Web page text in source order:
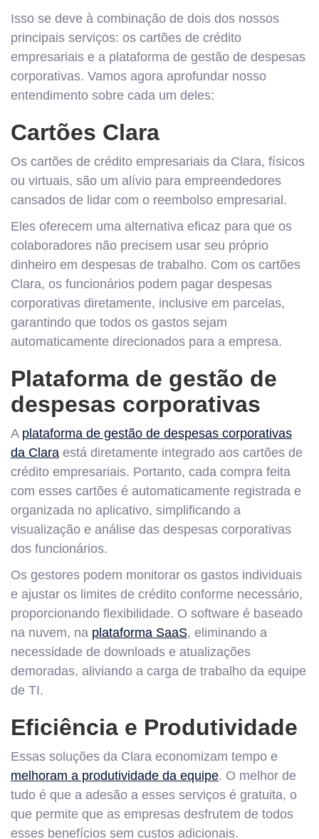
Isso se deve à combinação de dois dos nossos
principais serviços: os cartões de crédito
empresariais e a plataforma de gestão de despesas
corporativas. Vamos agora aprofundar nosso
entendimento sobre cada um deles:
Cartões Clara
Os cartões de crédito empresariais da Clara, físicos
ou virtuais, são um alívio para empreendedores
cansados de lidar com o reembolso empresarial.
Eles oferecem uma alternativa eficaz para que os
colaboradores não precisem usar seu próprio
dinheiro em despesas de trabalho. Com os cartões
Clara, os funcionários podem pagar despesas
corporativas diretamente, inclusive em parcelas,
garantindo que todos os gastos sejam
automaticamente direcionados para a empresa.
Plataforma de gestão de
despesas corporativas
A plataforma de gestão de despesas corporativas
da Clara está diretamente integrado aos cartões de
crédito empresariais. Portanto, cada compra feita
com esses cartões é automaticamente registrada e
organizada no aplicativo, simplificando a
visualização e análise das despesas corporativas
dos funcionários.
Os gestores podem monitorar os gastos individuais
e ajustar os limites de crédito conforme necessário,
proporcionando flexibilidade. O software é baseado
na nuvem, na plataforma SaaS, eliminando a
necessidade de downloads e atualizações
demoradas, aliviando a carga de trabalho da equipe
de TI.
Eficiência e Produtividade
Essas soluções da Clara economizam tempo e
melhoram a produtividade da equipe. O melhor de
tudo é que a adesão a esses serviços é gratuita, o
que permite que as empresas desfrutem de todos
esses benefícios sem custos adicionais.